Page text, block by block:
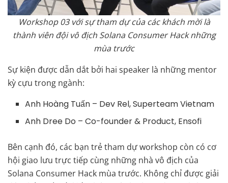
Workshop 03 với sự tham dự của các khách mời là
thành viên đội vô địch Solana Consumer Hack những
mùa trước
Sự kiện được dẫn dắt bởi hai speaker là những mentor
kỳ cựu trong ngành:
Anh Hoàng Tuấn – Dev Rel, Superteam Vietnam
Anh Dree Do – Co-founder & Product, Ensofi
Bên cạnh đó, các bạn trẻ tham dự workshop còn có cơ
hội giao lưu trực tiếp cùng những nhà vô địch của
Solana Consumer Hack mùa trước. Không chỉ được giải